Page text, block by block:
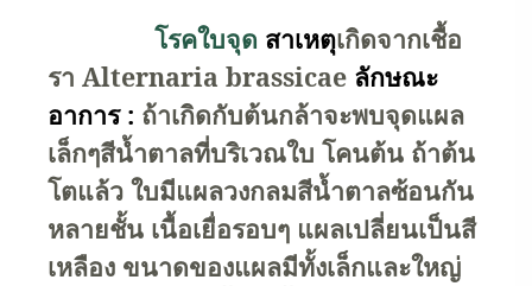
โรคใบจุด สาเหตุเกิดจากเชื้อ
รา Alternaria brassicae ลักษณะ
อาการ : ถ้าเกิดกับต้นกล้าจะพบจุดแผล
เล็กๆสีน้ำตาลที่บริเวณใบ โคนต้น ถ้าต้น
โตแล้ว ใบมีแผลวงกลมสีน้ำตาลซ้อนกัน
หลายชั้น เนื้อเยื่อรอบๆ แผลเปลี่ยนเป็นสี
เหลือง ขนาดของแผลมีทั้งเล็กและใหญ่